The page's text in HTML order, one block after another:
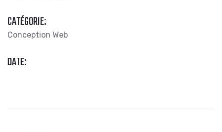
CATÉGORIE:
Conception Web
DATE: